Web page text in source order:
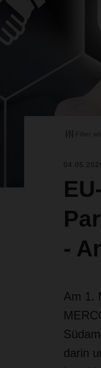
Filter
-
Am 1.
darin